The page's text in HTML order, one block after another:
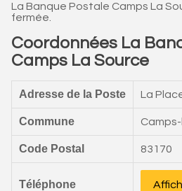
La Banque Postale Camps La
fermée.
Coordonnées La
Camps La Source
Adresse de la Poste La
Commune
Code Postal 83170
Téléphone